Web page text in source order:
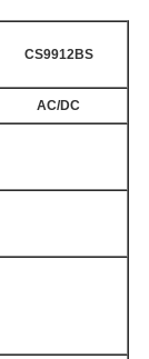
CS9912BS
AC/DC